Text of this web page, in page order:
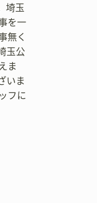
埼玉
を一
無く
玉公
ま
いま
フに